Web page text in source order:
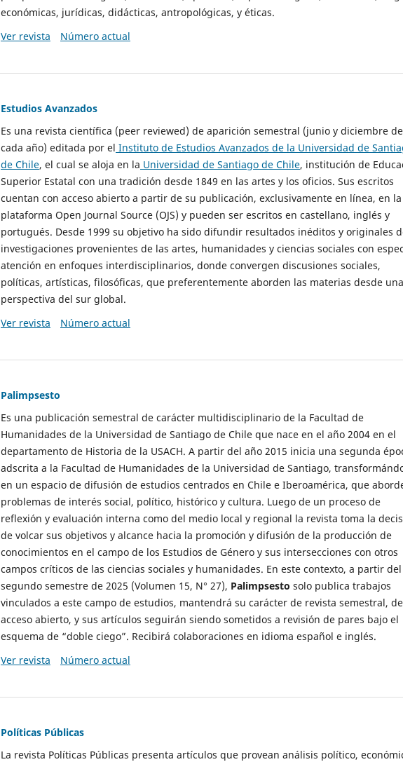
económicas, jurídicas, didácticas, antropológicas, y éticas.
Ver revista
Número actual
Estudios Avanzados
Es una revista científica (peer reviewed) de aparición semestral (junio y diciembre de
cada año) editada por el Instituto de Estudios Avanzados de la Universidad de
de Chile, el cual se aloja en la Universidad de Santiago de Chile, institución de
Superior Estatal con una tradición desde 1849 en las artes y los oficios. Sus escritos
cuentan con acceso abierto a partir de su publicación, exclusivamente en línea, en la
plataforma Open Journal Source (OJS) y pueden ser escritos en castellano, inglés y
portugués. Desde 1999 su objetivo ha sido difundir resultados inéditos y originales
investigaciones provenientes de las artes, humanidades y ciencias sociales con
atención en enfoques interdisciplinarios, donde convergen discusiones sociales,
políticas, artísticas, filosóficas, que preferentemente aborden las materias desde una
perspectiva del sur global.
Ver revista
Número actual
Palimpsesto
Es una publicación semestral de carácter multidisciplinario de la Facultad de
Humanidades de la Universidad de Santiago de Chile que nace en el año 2004 en el
departamento de Historia de la USACH. A partir del año 2015 inicia una segunda
adscrita a la Facultad de Humanidades de la Universidad de Santiago,
en un espacio de difusión de estudios centrados en Chile e Iberoamérica, que
problemas de interés social, político, histórico y cultura. Luego de un proceso de
reflexión y evaluación interna como del medio local y regional la revista toma la
de volcar sus objetivos y alcance hacia la promoción y difusión de la producción de
conocimientos en el campo de los Estudios de Género y sus intersecciones con otros
campos críticos de las ciencias sociales y humanidades. En este contexto, a partir del
segundo semestre de 2025 (Volumen 15, N° 27), Palimpsesto solo publica trabajos
vinculados a este campo de estudios, mantendrá su carácter de revista semestral, de
acceso abierto, y sus artículos seguirán siendo sometidos a revisión de pares bajo el
esquema de “doble ciego”. Recibirá colaboraciones en idioma español e inglés.
Ver revista
Número actual
Políticas Públicas
La revista Políticas Públicas presenta artículos que provean análisis político,